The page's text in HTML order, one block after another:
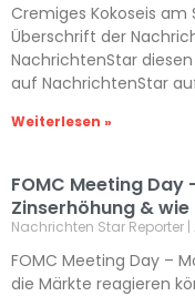
Cremiges Kokoseis am
Überschrift der
NachrichtenStar
auf NachrichtenStar
Weiterlesen »
FOMC Meeting
Zinserhöhung &
Nachrichten Star Reporter
FOMC Meeting Day –
die Märkte reagieren